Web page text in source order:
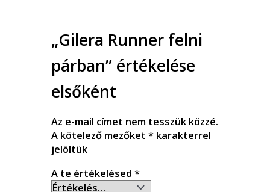
„Gilera Runner felni
párban” értékelése
elsőként
Az e-mail címet nem tesszük közzé.
A kötelező mezőket *karakterrel
jelöltük
A te értékelésed *